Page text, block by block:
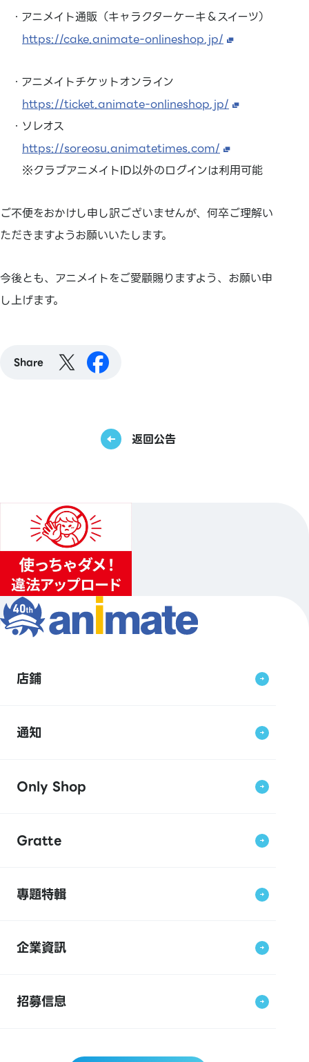
・アニメイト通販（キャラクターケーキ＆スイーツ）
https://cake.animate-onlineshop.jp/
・アニメイトチケットオンライン
https://ticket.animate-onlineshop.jp/
・ソレオス
https://soreosu.animatetimes.com/
※クラブアニメイトID以外のログインは利用可能
ご不便をおかけし申し訳ございませんが、何卒ご理解い
ただきますようお願いいたします。
今後とも、アニメイトをご愛顧賜りますよう、お願い申
し上げます。
Share
返回公告
店鋪
通知
Only Shop
Gratte
專題特輯
企業資訊
招募信息